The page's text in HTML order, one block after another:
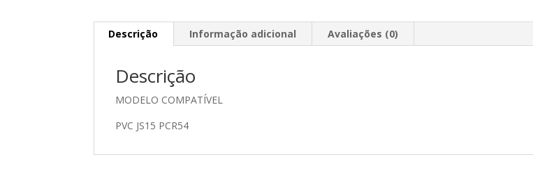
Descrição Informação adicional Avaliações (0)
Descrição
MODELO COMPATÍVEL
PVC JS15 PCR54